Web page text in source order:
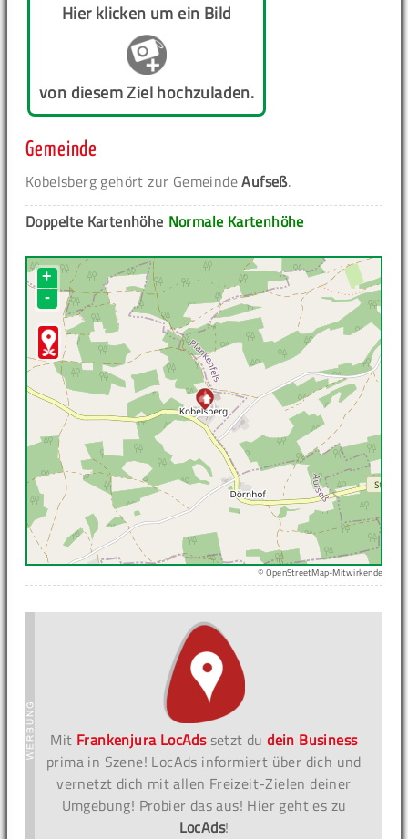
Hier klicken um ein Bild
von diesem Ziel hochzuladen.
Gemeinde
Kobelsberg gehört zur GemeindeAufseß.
Normale Kartenhöhe
Doppelte Kartenhöhe
+
-
© OpenStreetMap-Mitwirkende
Mit Frankenjura LocAdssetzt dudein Business
prima in Szene! LocAds informiert über dich und
vernetzt dich mit allen Freizeit-Zielen deiner
Umgebung! Probier das aus! Hier geht es zu
LocAds!